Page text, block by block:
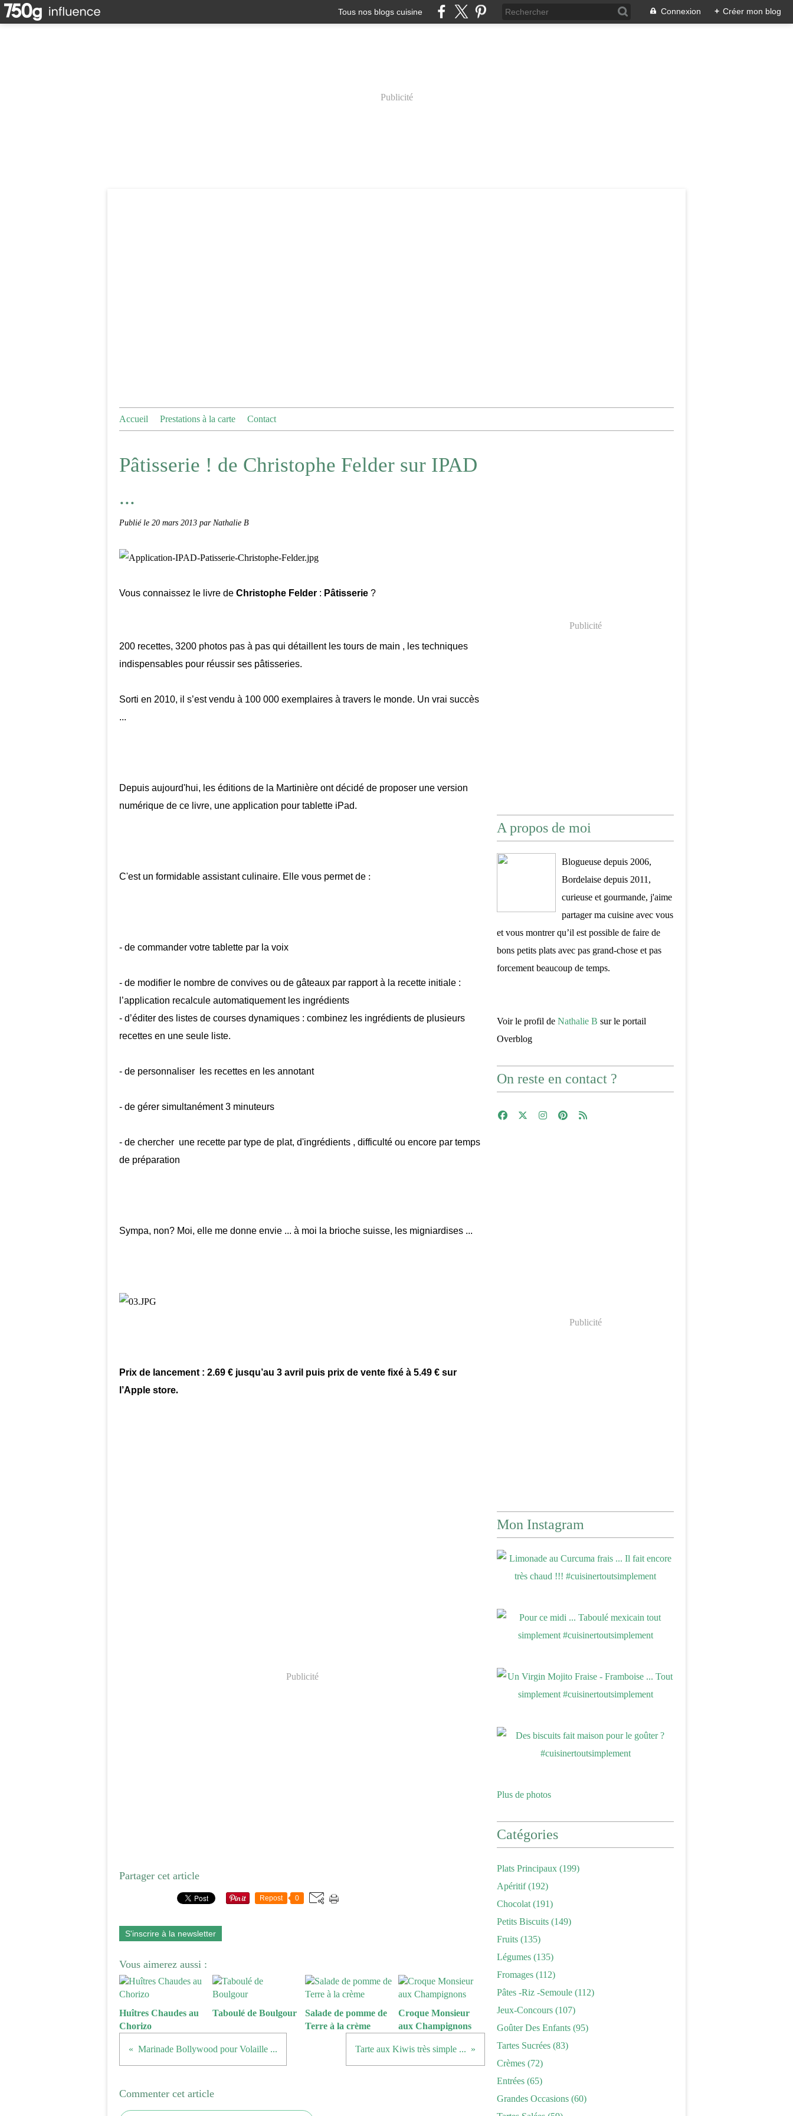
Tous nos blogs cuisine Connexion + Créer mon blog
Publicité
Accueil Prestations à la carte Contact
Pâtisserie ! de Christophe Felder sur IPAD
...
Publié le 20 mars 2013 par Nathalie B
Vous connaissez le livre de Christophe Felder : Pâtisserie ?
200 recettes, 3200 photos pas à pas qui détaillent les tours de main , les techniques
indispensables pour réussir ses pâtisseries.
Sorti en 2010, il s’est vendu à 100 000 exemplaires à travers le monde. Un vrai succès
...
Depuis aujourd'hui, les éditions de la Martinière ont décidé de proposer une version
numérique de ce livre, une application pour tablette iPad.
C'est un formidable assistant culinaire. Elle vous permet de :
- de commander votre tablette par la voix
- de modifier le nombre de convives ou de gâteaux par rapport à la recette initiale :
l’application recalcule automatiquement les ingrédients
- d’éditer des listes de courses dynamiques : combinez les ingrédients de plusieurs
recettes en une seule liste.
- de personnaliser les recettes en les annotant
- de gérer simultanément 3 minuteurs
- de chercher une recette par type de plat, d'ingrédients , difficulté ou encore par temps
de préparation
Sympa, non? Moi, elle me donne envie ... à moi la brioche suisse, les migniardises ...
Prix de lancement : 2.69 € jusqu’au 3 avril puis prix de vente fixé à 5.49 € sur
l’Apple store.
Publicité
Partager cet article
Repost 0
S'inscrire à la newsletter
Vous aimerez aussi :
Huîtres Chaudes au
Chorizo
Taboulé de Boulgour
Salade de pomme de
Terre à la crème
Croque Monsieur
aux Champignons
Marinade Bollywood pour Volaille ... Tarte aux Kiwis très simple ...
Commenter cet article
Publicité
A propos de moi
Blogueuse depuis 2006,
Bordelaise depuis 2011,
curieuse et gourmande, j'aime
partager ma cuisine avec vous
et vous montrer qu’il est possible de faire de
bons petits plats avec pas grand-chose et pas
forcement beaucoup de temps.
Voir le profil de Nathalie B sur le portail
Overblog
On reste en contact ?
Publicité
Mon Instagram
Plus de photos
Catégories
Plats Principaux (199)
Apéritif(192)
Chocolat (191)
Petits Biscuits (149)
Fruits (135)
Légumes (135)
Fromages (112)
Pâtes -riz -semoule (112)
Jeux-Concours (107)
Goûter Des Enfants (95)
Tartes Sucrées (83)
Crèmes (72)
Entrées (65)
Grandes Occasions (60)